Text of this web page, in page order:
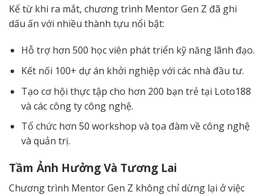
Kể từ khi ra mắt, chương trình Mentor Gen Z đã ghi
dấu ấn với nhiều thành tựu nổi bật:
Hỗ trợ hơn 500 học viên phát triển kỹ năng lãnh đạo.
Kết nối 100+ dự án khởi nghiệp với các nhà đầu tư.
Tạo cơ hội thực tập cho hơn 200 bạn trẻ tại Loto188
và các công ty công nghệ.
Tổ chức hơn 50 workshop và tọa đàm về công nghệ
và quản trị.
Tầm Ảnh Hưởng Và Tương Lai
Chương trình Mentor Gen Z không chỉ dừng lại ở việc